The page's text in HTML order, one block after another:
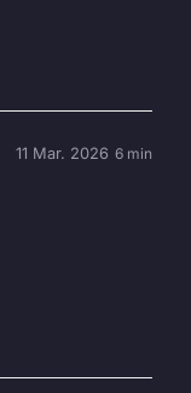
11 Mar. 2026 6 min